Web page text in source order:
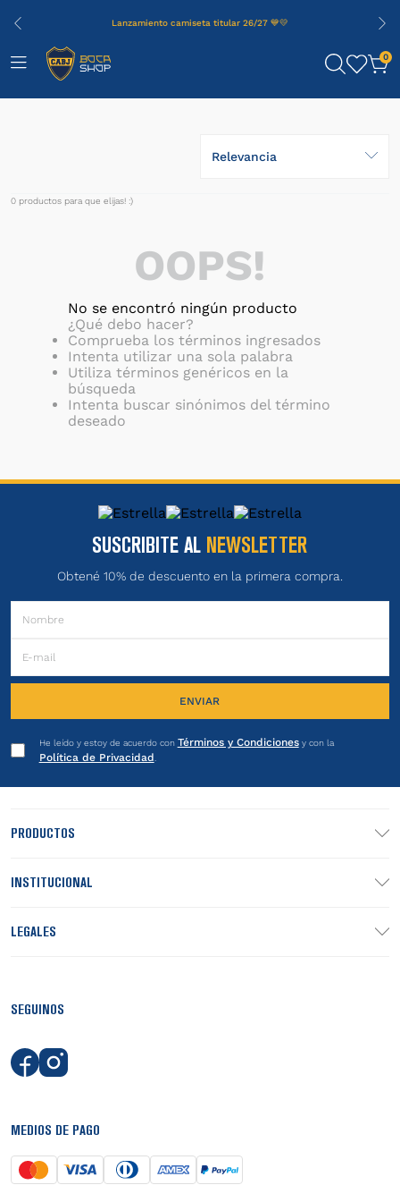
Lanzamiento camiseta titular 26/27 💙💛
0
Relevancia
0 productos
OOPS!
No se encontró ningún producto
¿Qué debo hacer?
Comprueba los términos ingresados
Intenta utilizar una sola palabra
Utiliza términos genéricos en la
búsqueda
Intenta buscar sinónimos del término
deseado
SUSCRIBITE AL NEWSLETTER
Obtené 10% de descuento en la primera compra.
ENVIAR
He leído y estoy de acuerdo con Términos y Condicionesy con la
Política de Privacidad
PRODUCTOS
INSTITUCIONAL
LEGALES
SEGUINOS
MEDIOS DE PAGO